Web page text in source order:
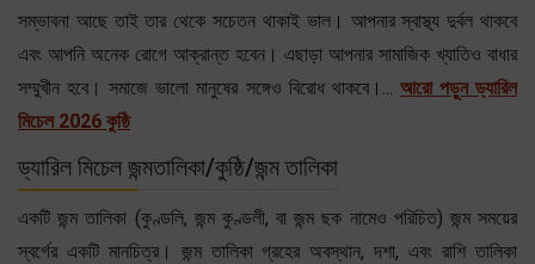
সম্ভাবনা আছে তাই তার থেকে সচেতন থাকাই ভাল। আপনার স্বাস্থ্য দুর্বল থাকবে
এবং আপনি অনেক রোগে আক্রান্ত হবেন। এছাড়া আপনার সামাজিক খ্যাতিও বাধার
সম্মুখীন হবে। সমাজে ভালো মানুষের সঙ্গেও বিরোধ থাকবে।... আরো পড়ুন ড্যারিল
মিচেল 2026 কুষ্ঠি
ড্যারিল মিচেল জন্মতালিকা/কুষ্ঠি/জন্ম তালিকা
একটি জন্ম তালিকা (কুণ্ডলি, জন্ম কুণ্ডলী, বা জন্ম ছক নামেও পরিচিত) জন্ম সময়ের
স্বর্গের একটি মানচিত্র। জন্ম তালিকা গ্রহের অবস্থান, দশা, এবং রাশি তালিকা